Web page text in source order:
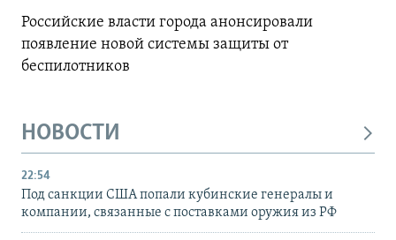
Российские власти города анонсировали
появление новой системы защиты от
беспилотников
НОВОСТИ
22:54
Под санкции США попали кубинские генералы и
компании, связанные с поставками оружия из РФ